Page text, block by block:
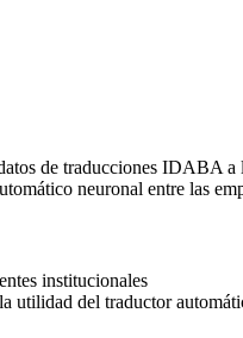
de traducciones IDABA a
neuronal entre las
institucionales
utilidad del traductor